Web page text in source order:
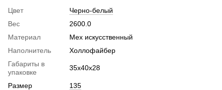
Цвет
Черно-белый
Вес
2600.0
Материал
Мех искусственный
Наполнитель
Холлофайбер
Габариты в
упаковке
35х40х28
Размер
135